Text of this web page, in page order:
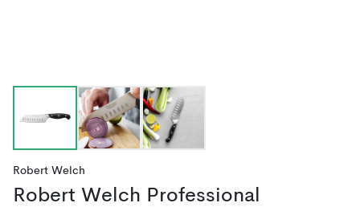
Robert Welch
Robert Welch Professional